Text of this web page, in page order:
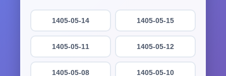
1405-05-15
1405-05-14
1405-05-12
1405-05-11
1405-05-10
1405-05-08